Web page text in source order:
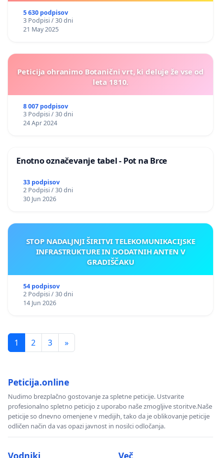
5 630 podpisov
3 Podpisi / 30 dni
21 May 2025
Peticija ohranimo Botanični vrt, ki deluje že vse od
leta 1810.
8 007 podpisov
3 Podpisi / 30 dni
24 Apr 2024
Enotno označevanje tabel - Pot na Brce
33 podpisov
2 Podpisi / 30 dni
30 Jun 2026
STOP NADALJNJI ŠIRITVI TELEKOMUNIKACIJSKE
INFRASTRUKTURE IN DODATNIH ANTEN V
GRADIŠČAKU
54 podpisov
2 Podpisi / 30 dni
14 Jun 2026
1 2 3 »
Peticija.online
Nudimo brezplačno gostovanje za spletne peticije. Ustvarite
profesionalno spletno peticijo z uporabo naše zmogljive storitve.Naše
peticije so dnevno omenjene v medijih, tako da je oblikovanje peticije
odličen način da vas opazi javnost in nosilci odločanja.
Vodniki Več